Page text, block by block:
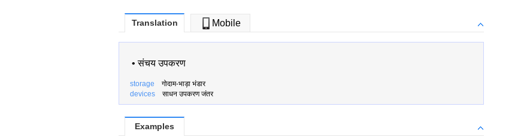
Translation Mobile
•संचय उपकरण
storage गोदाम-भाड़ा भंडार
devices साधन उपकरण जंतर
Examples